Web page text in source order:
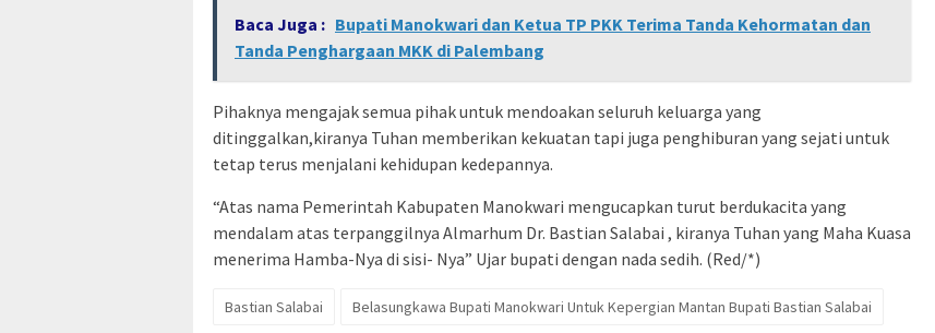
Baca Juga : Bupati Manokwari dan Ketua TP PKK Terima Tanda Kehormatan dan
Tanda Penghargaan MKK di Palembang
Pihaknya mengajak semua pihak untuk mendoakan seluruh keluarga yang
ditinggalkan,kiranya Tuhan memberikan kekuatan tapi juga penghiburan yang sejati untuk
tetap terus menjalani kehidupan kedepannya.
“Atas nama Pemerintah Kabupaten Manokwari mengucapkan turut berdukacita yang
mendalam atas terpanggilnya Almarhum Dr. Bastian Salabai , kiranya Tuhan yang Maha Kuasa
menerima Hamba-Nya di sisi- Nya” Ujar bupati dengan nada sedih. (Red/*)
Bastian Salabai Belasungkawa Bupati Manokwari Untuk Kepergian Mantan Bupati Bastian Salabai